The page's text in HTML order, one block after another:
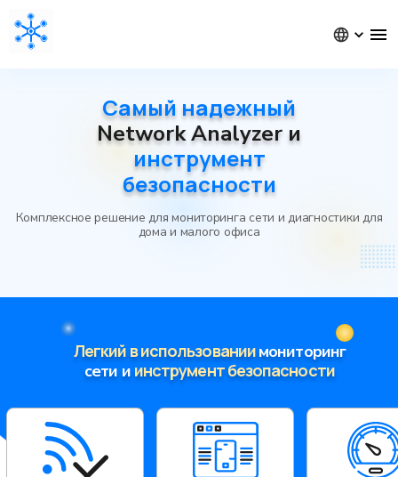
Самый надежный
Network Analyzer и
инструмент
безопасности
Комплексное решение для мониторинга сети и диагностики для
дома и малого офиса
Легкий в использованиимониторинг
сети и инструмент безопасности